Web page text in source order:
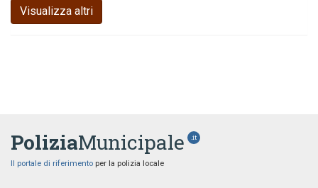
Visualizza altri
PoliziaMunicipale .it
Il portale di riferimento per la polizia locale